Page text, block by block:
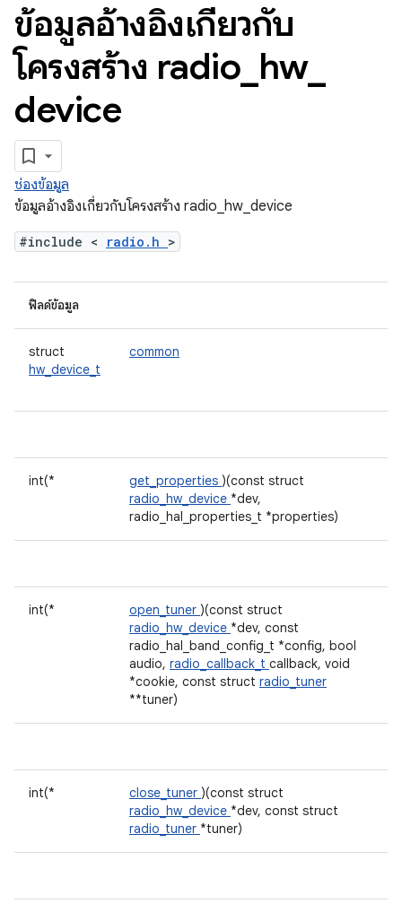
ข้อมูลอ้างอิงเกี่ยวกับ
โครงสร้าง radio hw_
device
ช่องข้อมูล
ข้อมูลอ้างอิงเกี่ยวกับโครงสร้าง radio_hw_device
#include < radio.h >
ฟิลด์ข้อมูล
struct
hw_device_t
common
int(* get_properties )(const struct
radio_hw_device *dev,
radio_hal_properties_t *properties)
int(* open_tuner )(const struct
radio_hw_device *dev, const
radio_hal_band_config_t *config, bool
audio, radio_callback_t callback, void
*cookie, const struct radio_tuner
**tuner)
int(* close_tuner )(const struct
radio_hw_device *dev, const struct
radio_tuner *tuner)